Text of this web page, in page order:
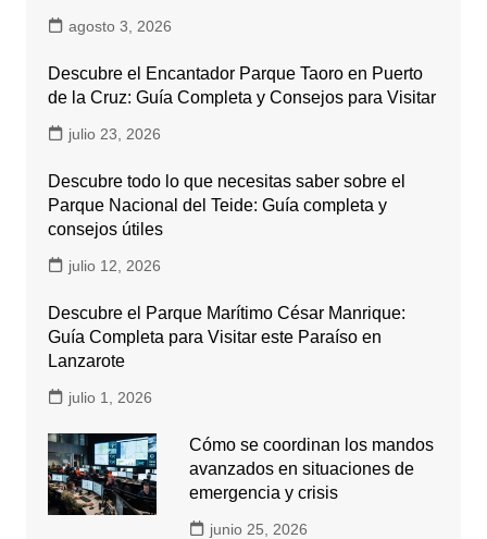
agosto 3, 2026
Descubre el Encantador Parque Taoro en Puerto
de la Cruz: Guía Completa y Consejos para Visitar
julio 23, 2026
Descubre todo lo que necesitas saber sobre el
Parque Nacional del Teide: Guía completa y
consejos útiles
julio 12, 2026
Descubre el Parque Marítimo César Manrique:
Guía Completa para Visitar este Paraíso en
Lanzarote
julio 1, 2026
Cómo se coordinan los mandos
avanzados en situaciones de
emergencia y crisis
junio 25, 2026